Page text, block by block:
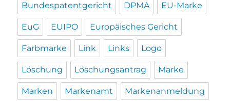
Bundespatentgericht DPMA EU-Marke
EuG EUIPO Europäisches Gericht
Farbmarke Link Links Logo
Löschung Löschungsantrag Marke
Marken Markenamt Markenanmeldung